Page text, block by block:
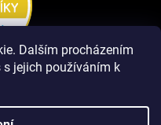
Dalším procházením
jejich používáním k